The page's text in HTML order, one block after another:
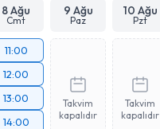
8 Ağu
Cmt
9 Ağu
Paz
10 Ağu
Pzt
11:00
12:00
13:00
14:00
Takvim
kapalıdır
Takvim
kapalıdır